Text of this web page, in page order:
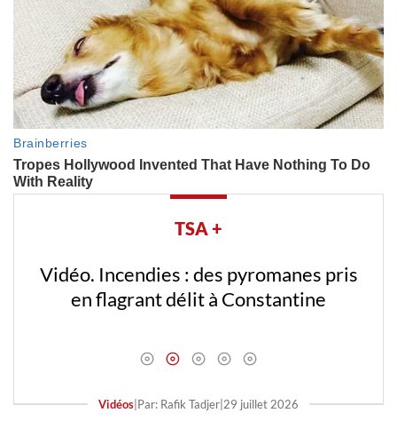
TSA +
Vidéo. Incendies : des pyromanes pris
en flagrant délit à Constantine
Vidéos|Par: Rafik Tadjer|29 juillet 2026